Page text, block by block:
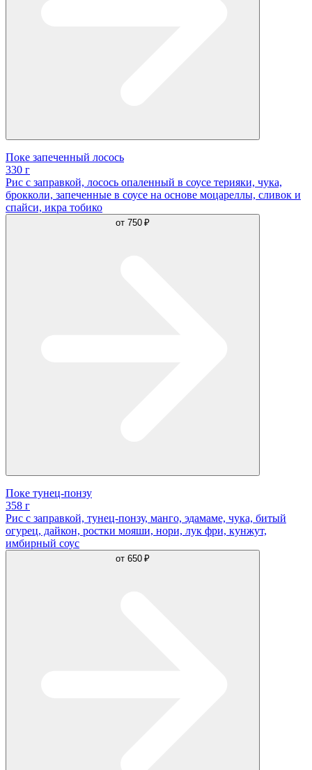
Поке запеченный лосось
330 г
Рис с заправкой, лосось опаленный в соусе терияки, чука,
брокколи, запеченные в соусе на основе моцареллы, сливок и
спайси, икра тобико
от 750 ₽
Поке тунец-понзу
358 г
Рис с заправкой, тунец-понзу, манго, эдамаме, чука, битый
огурец, дайкон, ростки мояши, нори, лук фри, кунжут,
имбирный соус
от 650 ₽